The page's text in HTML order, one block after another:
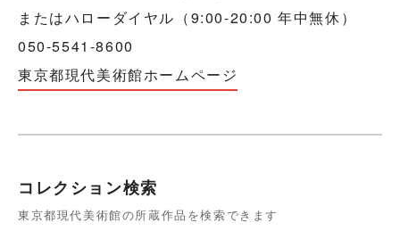
またはハローダイヤル（9:00-20:00 年中無休）
050-5541-8600
東京都現代美術館ホームページ
コレクション検索
東京都現代美術館の所蔵作品を検索できます